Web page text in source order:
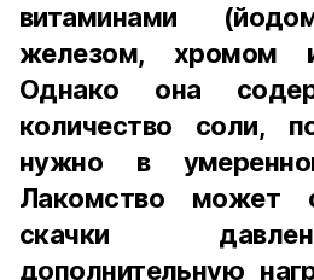
витаминами
железом, хромом
Однако она
количество соли,
нужно в
Лакомство может
скачки
дополнительную